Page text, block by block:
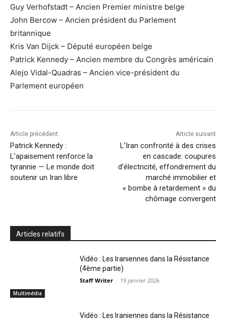
Guy Verhofstadt – Ancien Premier ministre belge
John Bercow – Ancien président du Parlement
britannique
Kris Van Dijck – Député européen belge
Patrick Kennedy – Ancien membre du Congrès américain
Alejo Vidal-Quadras – Ancien vice-président du
Parlement européen
Article précédent
Patrick Kennedy :
L’apaisement renforce la
tyrannie — Le monde doit
soutenir un Iran libre
Article suivant
L’Iran confronté à des crises
en cascade: coupures
d’électricité, effondrement du
marché immobilier et
« bombe à retardement » du
chômage convergent
Articles relatifs
Multimédia
Vidéo : Les Iraniennes dans la Résistance
(4ème partie)
Staff Writer - 19 janvier 2026
Vidéo : Les Iraniennes dans la Résistance